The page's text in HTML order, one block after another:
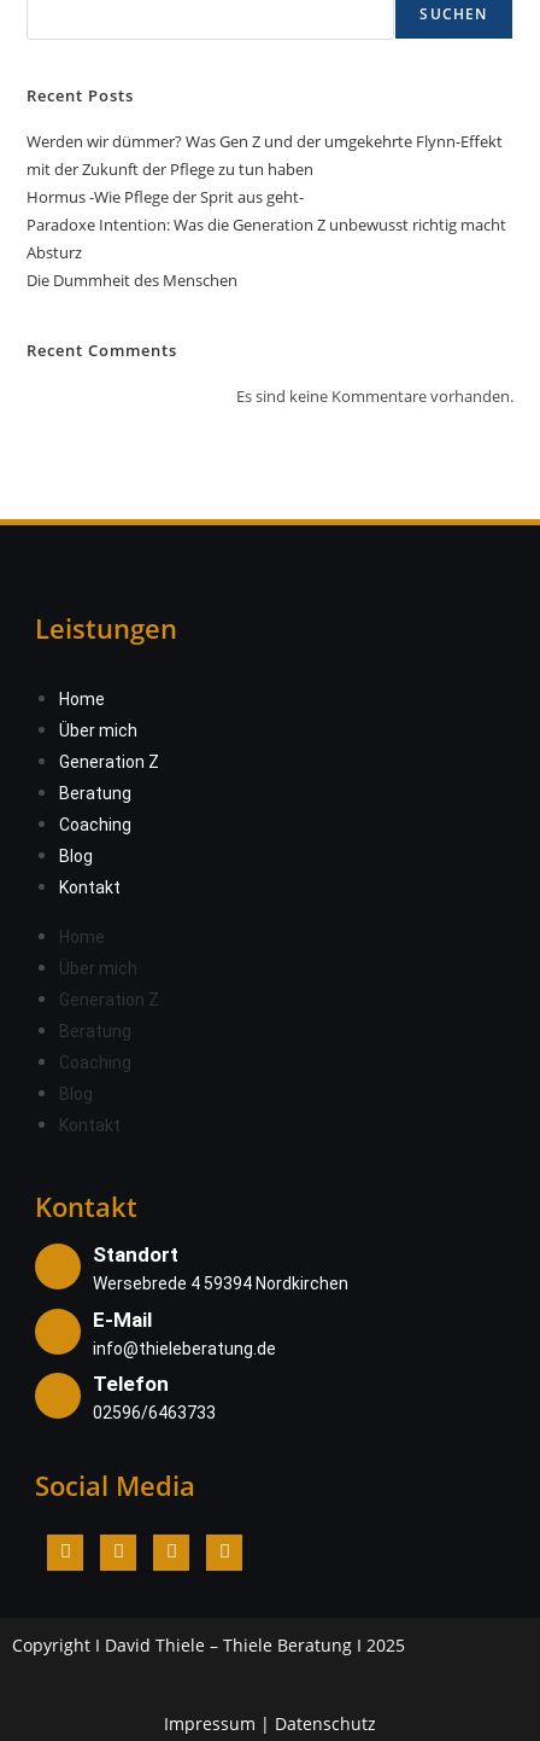
SUCHEN
Recent Posts
Werden wir dümmer? Was Gen Z und der umgekehrte Flynn-Effekt
mit der Zukunft der Pflege zu tun haben
Hormus -Wie Pflege der Sprit aus geht-
Paradoxe Intention: Was die Generation Z unbewusst richtig macht
Absturz
Die Dummheit des Menschen
Recent Comments
Es sind keine Kommentare vorhanden.
Leistungen
Home
Über mich
Generation Z
Beratung
Coaching
Blog
Kontakt
Home
Über mich
Generation Z
Beratung
Coaching
Blog
Kontakt
Kontakt
Standort
Wersebrede 4 59394 Nordkirchen
E-Mail
info@thieleberatung.de
Telefon
02596/6463733
Social Media
Copyright I David Thiele – Thiele Beratung I 2025
Impressum | Datenschutz